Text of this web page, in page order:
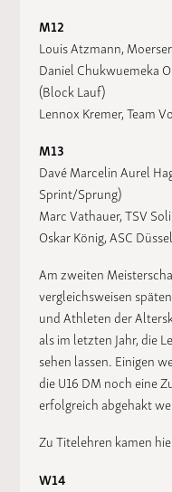
M12
Louis Atzmann,
Daniel Chukwuemeka
(Block Lauf)
Lennox Kremer, Team
M13
Davé Marcelin Aurel
Sprint/Sprung)
Marc Vathauer, TSV
Oskar König, ASC
Am zweiten
vergleichsweisen
und Athleten der
als im letzten Jahr, die
sehen lassen. Einigen
die U16 DM noch eine
erfolgreich abgehakt
Zu Titelehren kamen
W14